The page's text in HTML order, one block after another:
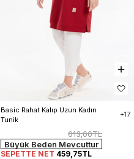
Basic Rahat Kalıp Uzun Kadın
Tunik
+17
613,00TL
Büyük Beden Mevcuttur
SEPETTE NET 459,75TL